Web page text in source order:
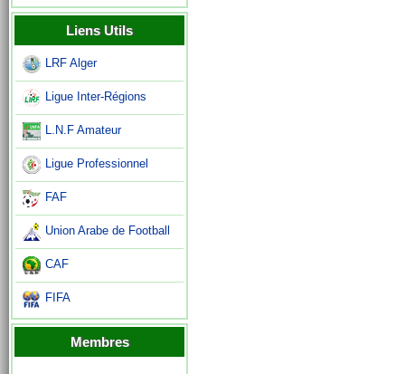
Liens Utils
LRF Alger
Ligue Inter-Régions
L.N.F Amateur
Ligue Professionnel
FAF
Union Arabe de Football
CAF
FIFA
Membres